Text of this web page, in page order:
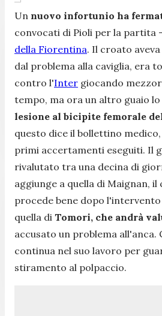
Un nuovo infortunio ha
convocati di Pioli per la partita -
della Fiorentina. Il croato
dal problema alla caviglia, era
contro l'Inter giocando
tempo, ma ora un altro guaio lo
lesione al bicipite femorale
questo dice il bollettino
primi accertamenti eseguiti. Il
rivalutato tra una decina di
aggiunge a quella di Maignan,
procede bene dopo l'intervento
quella di Tomori, che andrà
accusato un problema all'anca.
continua nel suo lavoro per
stiramento al polpaccio.